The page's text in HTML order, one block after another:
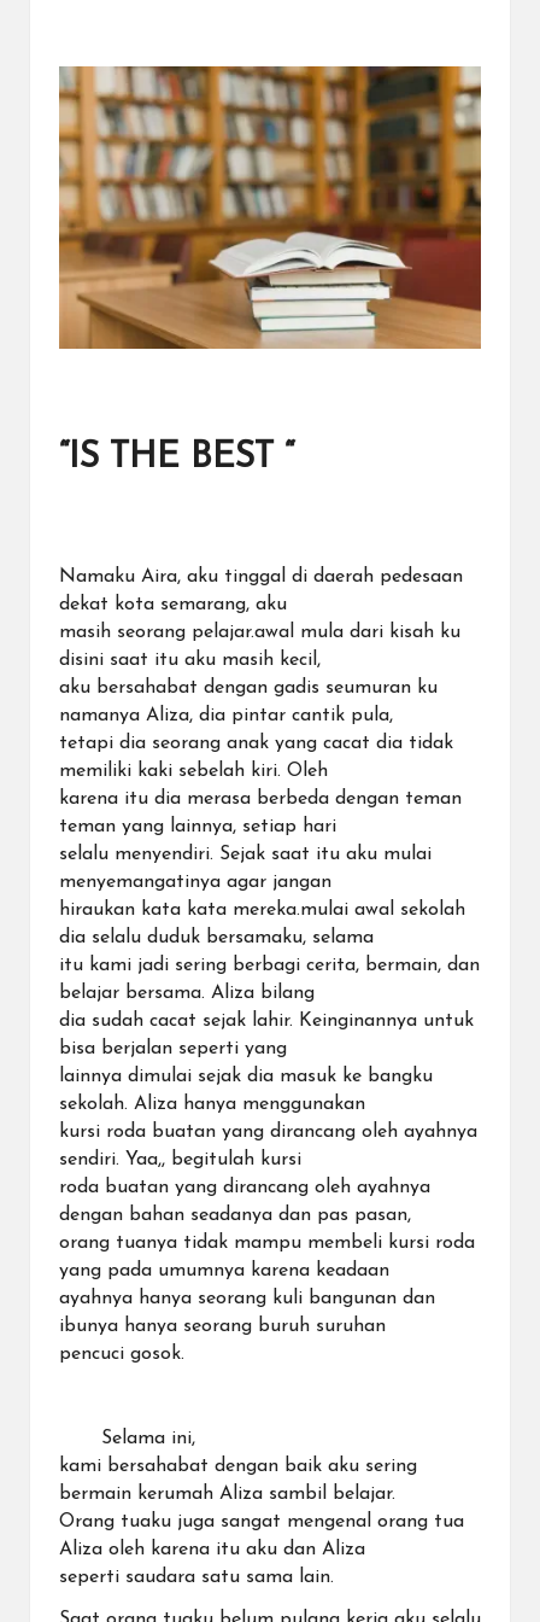
“IS THE BEST “
Namaku Aira, aku tinggal di daerah pedesaan
dekat kota semarang, aku
masih seorang pelajar.awal mula dari kisah ku
disini saat itu aku masih kecil,
aku bersahabat dengan gadis seumuran ku
namanya Aliza, dia pintar cantik pula,
tetapi dia seorang anak yang cacat dia tidak
memiliki kaki sebelah kiri. Oleh
karena itu dia merasa berbeda dengan teman
teman yang lainnya, setiap hari
selalu menyendiri. Sejak saat itu aku mulai
menyemangatinya agar jangan
hiraukan kata kata mereka.mulai awal sekolah
dia selalu duduk bersamaku, selama
itu kami jadi sering berbagi cerita, bermain, dan
belajar bersama. Aliza bilang
dia sudah cacat sejak lahir. Keinginannya untuk
bisa berjalan seperti yang
lainnya dimulai sejak dia masuk ke bangku
sekolah. Aliza hanya menggunakan
kursi roda buatan yang dirancang oleh ayahnya
sendiri. Yaa,, begitulah kursi
roda buatan yang dirancang oleh ayahnya
dengan bahan seadanya dan pas pasan,
orang tuanya tidak mampu membeli kursi roda
yang pada umumnya karena keadaan
ayahnya hanya seorang kuli bangunan dan
ibunya hanya seorang buruh suruhan
pencuci gosok.
Selama ini,
kami bersahabat dengan baik aku sering
bermain kerumah Aliza sambil belajar.
Orang tuaku juga sangat mengenal orang tua
Aliza oleh karena itu aku dan Aliza
seperti saudara satu sama lain.